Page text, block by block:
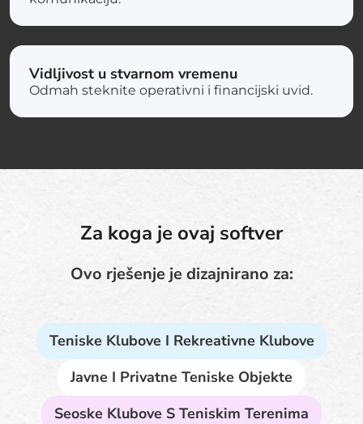
Vidljivost u stvarnom vremenu
Odmah steknite operativni i financijski uvid.
Za koga je ovaj softver
Ovo rješenje je dizajnirano za:
Teniske Klubove I Rekreativne Klubove
Javne I Privatne Teniske Objekte
Seoske Klubove S Teniskim Terenima